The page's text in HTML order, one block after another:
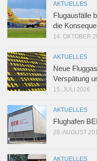
AKTUELLES
Flugausfälle
die
14. OKTOBER
AKTUELLES
Neue
Verspätung
15. JULI 2026
AKTUELLES
Flughafen
28. AUGUST
AKTUELLES